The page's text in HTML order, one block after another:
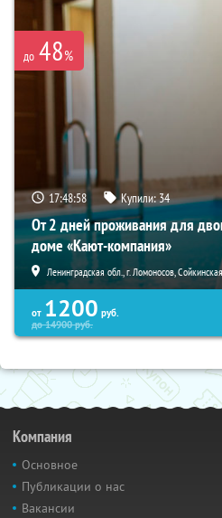
до 48%
17:48:57 Купили:34
От 2 дней проживания для
доме «Кают-компания»
Ленинградская обл., г. Ломоносов,
от 1200 руб.
до14900руб.
Компания
Основное
Публикации о нас
Вакансии